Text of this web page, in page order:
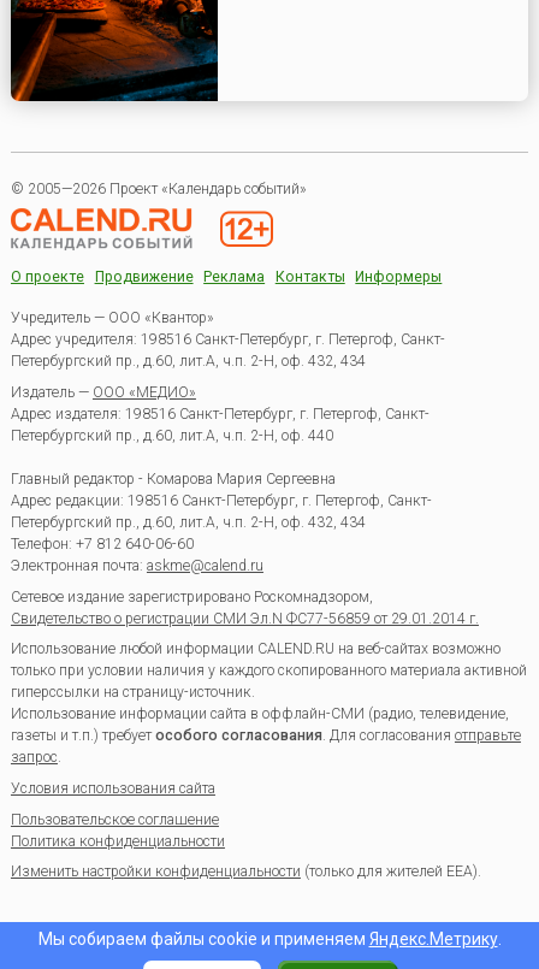
© 2005—2026 Проект «Календарь событий»
О проекте Продвижение Реклама Контакты Информеры
Учредитель — ООО «Квантор»
Адрес учредителя: 198516 Санкт-Петербург, г. Петергоф, Санкт-
Петербургский пр., д.60, лит.А, ч.п. 2-Н, оф. 432, 434
Издатель — ООО «МЕДИО»
Адрес издателя: 198516 Санкт-Петербург, г. Петергоф, Санкт-
Петербургский пр., д.60, лит.А, ч.п. 2-Н, оф. 440
Главный редактор - Комарова Мария Сергеевна
Адрес редакции: 198516 Санкт-Петербург, г. Петергоф, Санкт-
Петербургский пр., д.60, лит.А, ч.п. 2-Н, оф. 432, 434
Телефон: +7 812 640-06-60
Электронная почта: askme@calend.ru
Сетевое издание зарегистрировано Роскомнадзором,
Свидетельство о регистрации СМИ Эл.N ФС77-56859 от 29.01.2014 г.
Использование любой информации CALEND.RU на веб-сайтах возможно
только при условии наличия у каждого скопированного материала активной
гиперссылки на страницу-источник.
Использование информации сайта в оффлайн-СМИ (радио, телевидение,
газеты и т.п.) требуетособого согласования. Для согласования отправьте
запрос.
Условия использования сайта
Пользовательское соглашение
Политика конфиденциальности
Изменить настройки конфиденциальности (только для жителей EEA).
Мы собираем файлы cookie и применяем Яндекс.Метрику.